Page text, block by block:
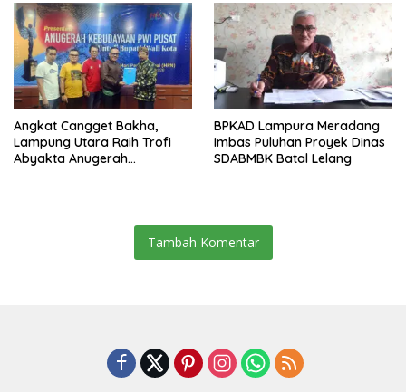
Angkat Cangget Bakha,
Lampung Utara Raih Trofi
Abyakta Anugerah
BPKAD Lampura Meradang
Imbas Puluhan Proyek Dinas
SDABMBK Batal Lelang
Tambah Komentar